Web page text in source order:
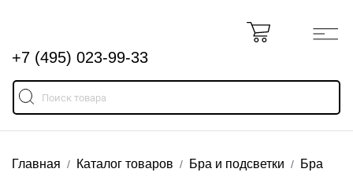
+7 (495) 023-99-33
Главная Каталог товаров Бра и подсветки
Бра